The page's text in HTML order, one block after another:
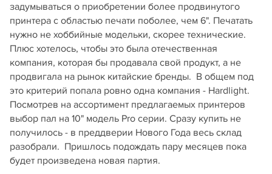
задумываться о приобретении более продвинутого
принтера с областью печати поболее, чем 6". Печатать
нужно не хоббийные модельки, скорее технические.
Плюс хотелось, чтобы это была отечественная
компания, которая бы продавала свой продукт, а не
продвигала на рынок китайские бренды. В общем под
это критерий попала ровно одна компания - Hardlight.
Посмотрев на ассортимент предлагаемых принтеров
выбор пал на 10" модель Pro серии. Сразу купить не
получилось - в преддверии Нового Года весь склад
разобрали. Пришлось подождать пару месяцев пока
будет произведена новая партия.